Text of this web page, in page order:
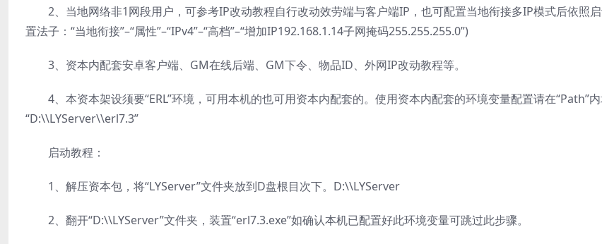
2、当地网络非1网段用户，可参考IP改动教程自行改动效劳端与客户端IP，也可配置当地衔接多IP模式后依照
置法子：“当地衔接”–“属性”–“IPv4”–“高档”–“增加IP192.168.1.14子网掩码255.255.255.0”)
3、资本内配套安卓客户端、GM在线后端、GM下令、物品ID、外网IP改动教程等。
4、本资本架设须要“ERL”环境，可用本机的也可用资本内配套的。使用资本内配套的环境变量配置请在“Path”
“D:\\LYServer\\erl7.3”
启动教程：
1、解压资本包，将“LYServer”文件夹放到D盘根目次下。D:\\LYServer
2、翻开“D:\\LYServer”文件夹，装置“erl7.3.exe”如确认本机已配置好此环境变量可跳过此步骤。